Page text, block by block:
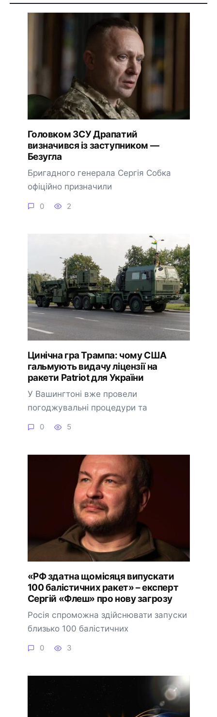
Головком ЗСУ Драпатий
визначився із заступником —
Безугла
Бригадного генерала Сергія Собка
офіційно призначили
0 2
Цинічна гра Трампа: чому США
гальмують видачу ліцензії на
ракети Patriot для України
У Вашингтоні вже провели
погоджувальні процедури та
0 5
«РФ здатна щомісяця випускати
100 балістичних ракет» – експерт
Сергій «Флеш» про нову загрозу
Росія спроможна здійснювати запуски
близько 100 балістичних
0 3